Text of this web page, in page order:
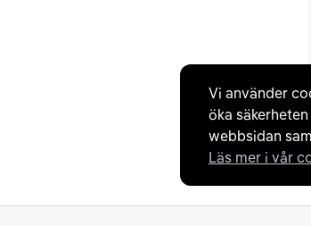
Vi använder
öka
webbsidan
Läs mer i vår